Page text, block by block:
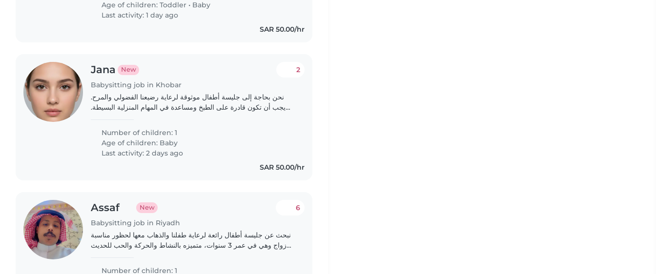
Age of children:Toddler • Baby
Last activity: 1 day ago
SAR 50.00/hr
Jana New
Babysitting job in Khobar
2
نحن بحاجة إلى جليسة أطفال موثوقة لرعاية رضيعنا الفضولي والمرح.
يجب أن تكون قادرة على الطبخ ومساعدة في المهام المنزلية البسيطة.
Number of children: 1
Age of children: Baby
Last activity: 2 days ago
SAR 50.00/hr
Assaf New
Babysitting job in Riyadh
6
نبحث عن جليسة أطفال رائعة لرعاية طفلنا والذهاب معها لحظور مناسبة
زواج وهي في عمر 3 سنوات، متميزه بالنشاط والحركة والحب للحديث
Number of children: 1